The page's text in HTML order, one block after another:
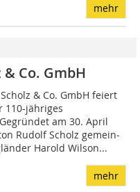
mehr
Co. GmbH
& Co. GmbH feiert
110-jähriges
am 30. April
Rudolf Scholz gemein­
Harold Wilson...
mehr